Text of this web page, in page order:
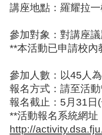
講座地點：羅耀拉
參加對象：對講座
**本活動已申請校內
參加人數：以45人
報名方式：請至活
報名截止：5月31日
**活動報名系統網址
http://